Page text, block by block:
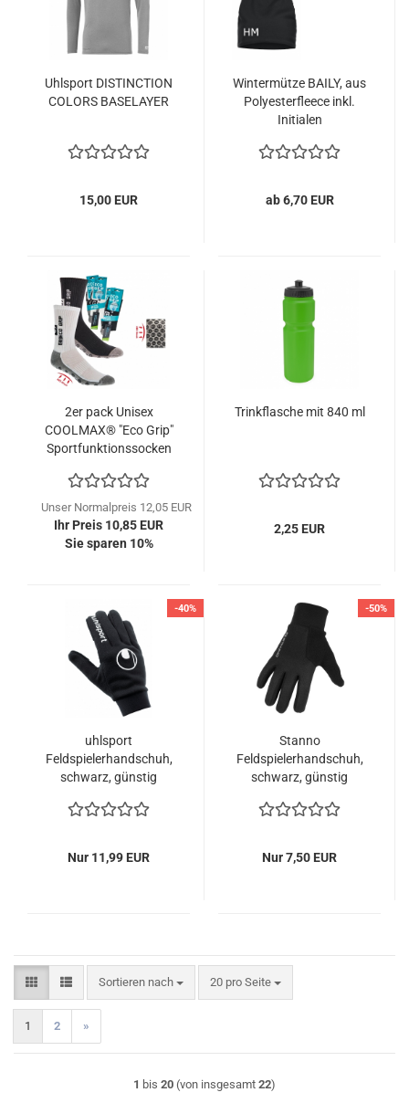
Uhlsport DISTINCTION
COLORS BASELAYER
15,00 EUR
Wintermütze BAILY, aus
Polyesterfleece inkl.
Initialen
ab 6,70 EUR
2er pack Unisex
COOLMAX® "Eco Grip"
Sportfunktionssocken
Unser Normalpreis 12,05 EUR
Ihr Preis 10,85 EUR
Sie sparen 10%
Trinkflasche mit 840 ml
2,25 EUR
-40%
uhlsport
Feldspielerhandschuh,
schwarz, günstig
Nur 11,99 EUR
-50%
Stanno
Feldspielerhandschuh,
schwarz, günstig
Nur 7,50 EUR
Sortieren nach
Sortieren nach 20 pro Seite
pro Seite
1 2 »
1 bis 20 (von insgesamt 22)